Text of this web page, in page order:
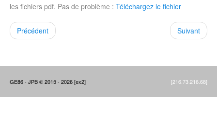
les fichiers pdf. Pas de problème : Téléchargez le fichier
Précédent Suivant
GE86 - JPB © 2015 - 2026 [ex2] [216.73.216.68]